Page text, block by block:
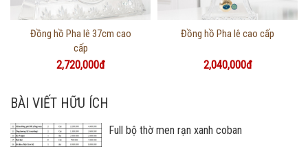
Thông tin chi tiết
Đồng hồ Pha lê 37cm cao
cấp
2,720,000đ
Thông tin chi tiết
Đồng hồ Pha lê cao cấp
2,040,000đ
BÀI VIẾT HỮU ÍCH
Full bộ thờ men rạn xanh coban